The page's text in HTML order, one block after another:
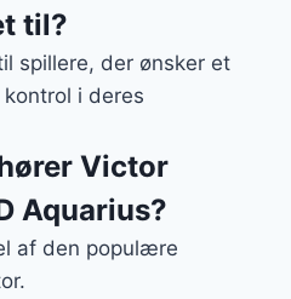
til?
spillere, der ønsker et
i deres
Victor
Aquarius?
af den populære